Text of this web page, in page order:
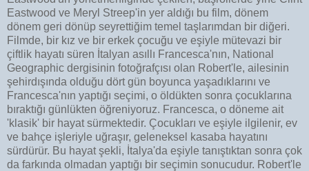
Eastwood ve Meryl Streep'in yer aldığı bu film, dönem
dönem geri dönüp seyrettiğim temel taşlarımdan bir diğeri.
Filmde, bir kız ve bir erkek çocuğu ve eşiyle mütevazi bir
çiftlik hayatı süren İtalyan asıllı Francesca'nın, National
Geographic dergisinin fotoğrafçısı olan Robert'le, ailesinin
şehirdışında olduğu dört gün boyunca yaşadıklarını ve
Francesca'nın yaptığı seçimi, o öldükten sonra çocuklarına
bıraktığı günlükten öğreniyoruz. Francesca, o döneme ait
'klasik' bir hayat sürmektedir. Çocukları ve eşiyle ilgilenir, ev
ve bahçe işleriyle uğraşır, geleneksel kasaba hayatını
sürdürür. Bu hayat şekli, İtalya'da eşiyle tanıştıktan sonra çok
da farkında olmadan yaptığı bir seçimin sonucudur. Robert'le